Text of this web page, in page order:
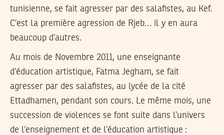
tunisienne, se fait agresser par des salafistes, au Kef.
C’est la première agression de Rjeb… il y en aura
beaucoup d’autres.
Au mois de Novembre 2011, une enseignante
d’éducation artistique, Fatma Jegham, se fait
agresser par des salafistes, au lycée de la cité
Ettadhamen, pendant son cours. Le même mois, une
succession de violences se font suite dans l’univers
de l’enseignement et de l’éducation artistique :